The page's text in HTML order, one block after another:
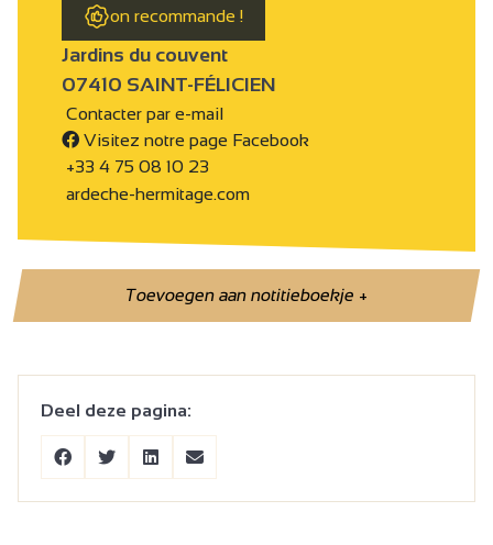
on recommande !
Jardins du couvent
07410 SAINT-FÉLICIEN
Contacter par e-mail
Visitez notre page Facebook
+33 4 75 08 10 23
ardeche-hermitage.com
Toevoegen aan notitieboekje+
Deel deze pagina: